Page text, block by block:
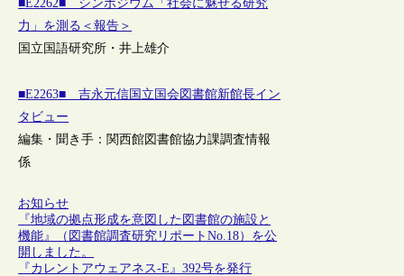
■E2262■ シンポジウム「社会に魅せる研究
力」を測る＜報告＞
国立国語研究所・井上雄介
■E2263■ 吉永元信国立国会図書館新館長イン
タビュー
編集・聞き手：関西館図書館協力課調査情報
係
お知らせ
『地域の拠点形成を意図した図書館の施設と
機能』（図書館調査研究リポートNo.18）を公
開しました。
『カレントアウェアネス-E』392号を発行